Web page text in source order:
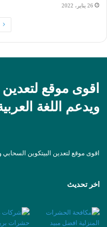
26 يناير، 2022
اقوى موقع
ويدعم اللغة
اقوى موقع لتعدين البيتكوين السحابي
اخر تحديث